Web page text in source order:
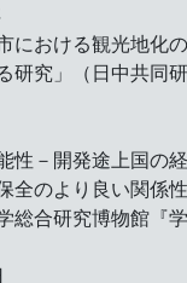
における観光地化
研究」（日中共同研
性－開発途上国の
全のより良い関係
総合研究博物館『